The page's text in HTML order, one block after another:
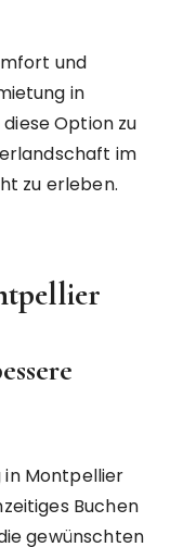
und
in
Option zu
im
zu erleben.
in Montpellier
Buchen
gewünschten